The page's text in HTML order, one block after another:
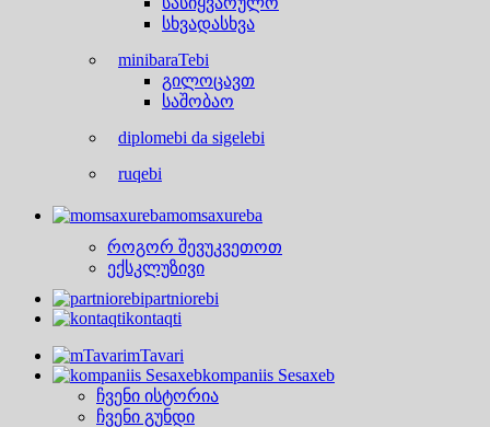
სხვადასხვა
minibaraTebi
გილოცავთ
საშობაო
diplomebi da sigelebi
ruqebi
momsaxureba
როგორ შევუკვეთოთ
ექსკლუზივი
partniorebi
kontaqti
mTavari
kompaniis Sesaxeb
ჩვენი ისტორია
ჩვენი გუნდი